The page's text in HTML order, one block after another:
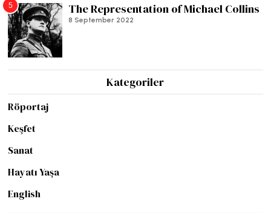
5 The Representation of Michael Collins
8 September 2022
Kategoriler
Röportaj
Keşfet
Sanat
Hayatı Yaşa
English